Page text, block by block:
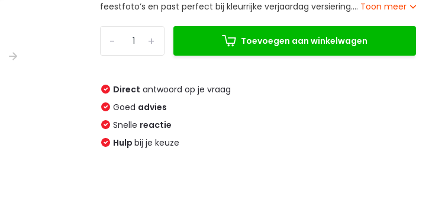
feestfoto’s en past perfect bij kleurrijke verjaardag versiering.... Toon meer
+
- Toevoegen aan winkelwagen
Direct antwoord op je vraag
Goed advies
Snelle reactie
Hulpbij je keuze